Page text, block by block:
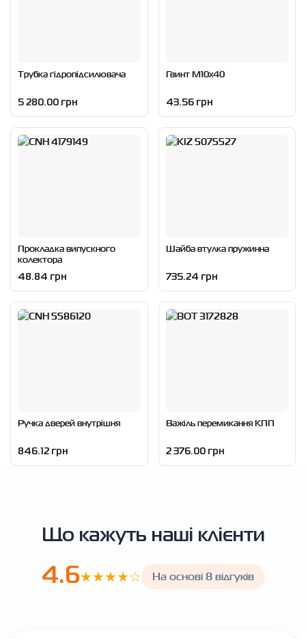
Трубка гідропідсилювача
5 280.00 грн
Гвинт М10х40
43.56 грн
Прокладка випускного
колектора
48.84 грн
Шайба втулка пружинна
735.24 грн
Ручка дверей внутрішня
846.12 грн
Важіль перемикання КПП
2 376.00 грн
Що кажуть наші клієнти
4.6★★★★☆ На основі 8 відгуків